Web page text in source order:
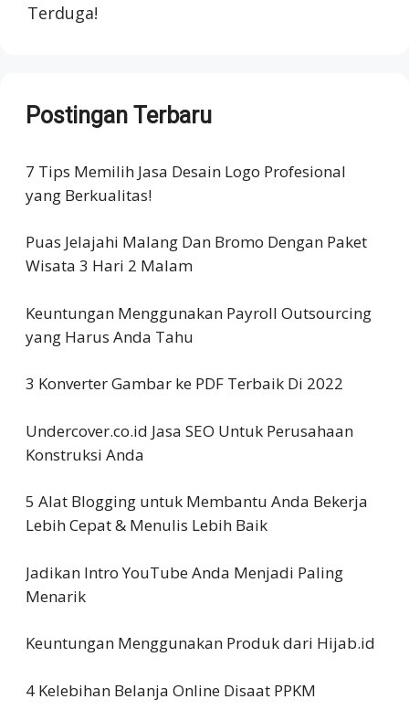
Terduga!
Postingan Terbaru
7 Tips Memilih Jasa Desain Logo Profesional
yang Berkualitas!
Puas Jelajahi Malang Dan Bromo Dengan Paket
Wisata 3 Hari 2 Malam
Keuntungan Menggunakan Payroll Outsourcing
yang Harus Anda Tahu
3 Konverter Gambar ke PDF Terbaik Di 2022
Undercover.co.id Jasa SEO Untuk Perusahaan
Konstruksi Anda
5 Alat Blogging untuk Membantu Anda Bekerja
Lebih Cepat & Menulis Lebih Baik
Jadikan Intro YouTube Anda Menjadi Paling
Menarik
Keuntungan Menggunakan Produk dari Hijab.id
4 Kelebihan Belanja Online Disaat PPKM